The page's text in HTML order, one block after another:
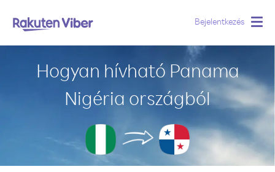
Bejelentkezés
Hogyan hívható Panama
Nigéria országból